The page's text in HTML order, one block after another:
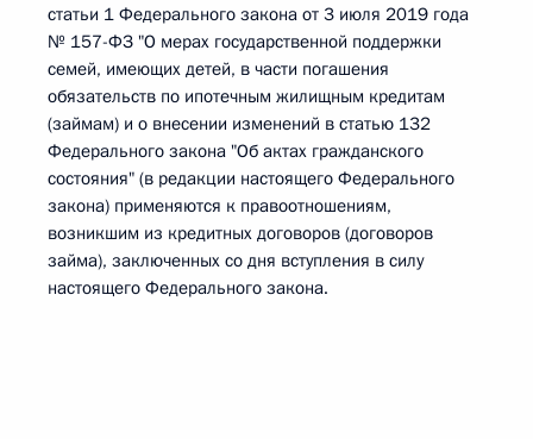
статьи 1 Федерального закона от 3 июля 2019 года
№ 157-ФЗ "О мерах государственной поддержки
семей, имеющих детей, в части погашения
обязательств по ипотечным жилищным кредитам
(займам) и о внесении изменений в статью 132
Федерального закона "Об актах гражданского
состояния" (в редакции настоящего Федерального
закона) применяются к правоотношениям,
возникшим из кредитных договоров (договоров
займа), заключенных со дня вступления в силу
настоящего Федерального закона.